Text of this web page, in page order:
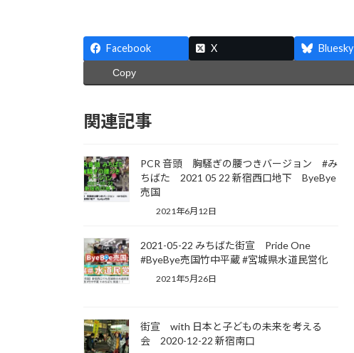
Facebook X Bluesky
Copy
関連記事
PCR 音頭 胸騒ぎの腰つきバージョン #み
ちばた 2021 05 22 新宿西口地下 ByeBye
売国
2021年6月12日
2021-05-22 みちばた街宣 Pride One
#ByeBye売国竹中平蔵 #宮城県水道民営化
2021年5月26日
街宣 with 日本と子どもの未来を考える
会 2020-12-22 新宿南口